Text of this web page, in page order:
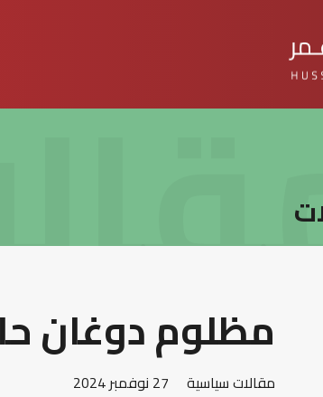
مظلوم دوغان
مقالات سياسية 27 نوفمبر 2024